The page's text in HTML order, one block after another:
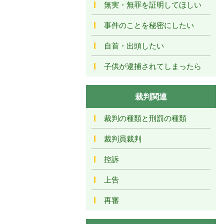
無実・無罪を証明してほしい
事件のことを秘密にしたい
自首・出頭したい
子供が逮捕されてしまったら
裁判関連
裁判の種類と刑罰の種類
裁判員裁判
控訴
上告
再審